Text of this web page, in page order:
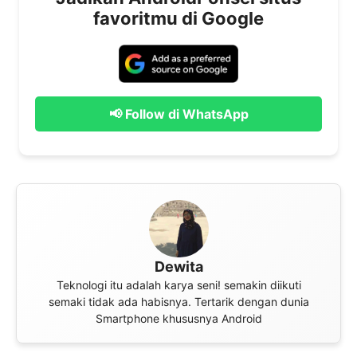
favoritmu di Google
📢 Follow di WhatsApp
Dewita
Teknologi itu adalah karya seni! semakin diikuti
semaki tidak ada habisnya. Tertarik dengan dunia
Smartphone khususnya Android